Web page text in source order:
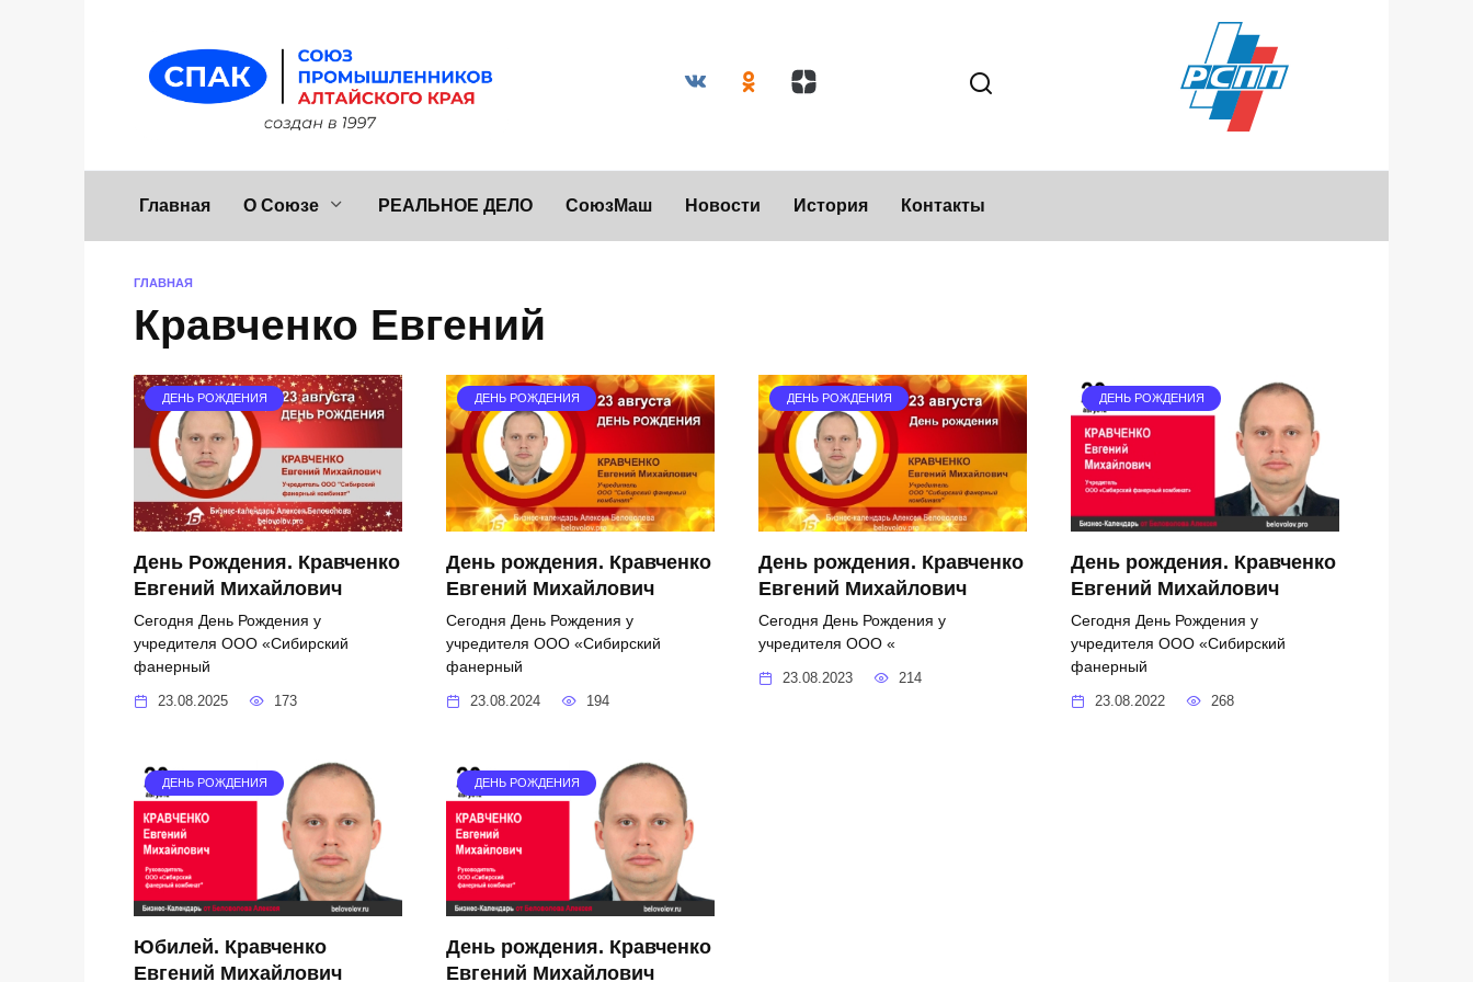
Главная О Союзе РЕАЛЬНОЕ ДЕЛО СоюзМаш Новости История Контакты
ГЛАВНАЯ
Кравченко Евгений
ДЕНЬ РОЖДЕНИЯ
День Рождения. Кравченко
Евгений Михайлович
Сегодня День Рождения у
учредителя ООО «Сибирский
фанерный
23.08.2025 173
ДЕНЬ РОЖДЕНИЯ
День рождения. Кравченко
Евгений Михайлович
Сегодня День Рождения у
учредителя ООО «Сибирский
фанерный
23.08.2024 194
ДЕНЬ РОЖДЕНИЯ
День рождения. Кравченко
Евгений Михайлович
Сегодня День Рождения у
учредителя ООО «
23.08.2023 214
ДЕНЬ РОЖДЕНИЯ
День рождения. Кравченко
Евгений Михайлович
Сегодня День Рождения у
учредителя ООО «Сибирский
фанерный
23.08.2022 268
ДЕНЬ РОЖДЕНИЯ
Юбилей. Кравченко
Евгений Михайлович
ДЕНЬ РОЖДЕНИЯ
День рождения. Кравченко
Евгений Михайлович